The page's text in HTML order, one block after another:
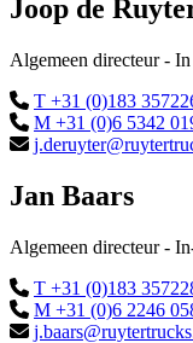
Joop de
Algemeen directeur -
T +31 (0)183
M +31 (0)6 5342
Jan Baars
Algemeen directeur -
T +31 (0)183
M +31 (0)6 2246